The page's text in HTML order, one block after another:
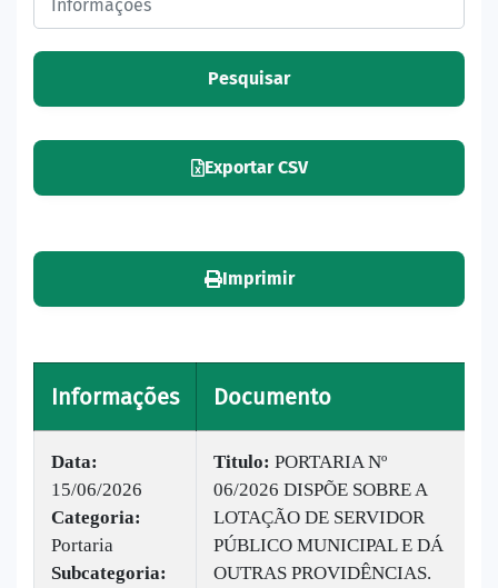
Pesquisar
Exportar CSV
Imprimir
Informações Documento
Data:
15/06/2026
Categoria:
Portaria
Subcategoria:
Titulo: PORTARIA Nº
06/2026 DISPÕE SOBRE A
LOTAÇÃO DE SERVIDOR
PÚBLICO MUNICIPAL E DÁ
OUTRAS PROVIDÊNCIAS.